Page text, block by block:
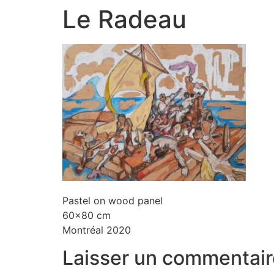
Le Radeau
Pastel on wood panel
60×80 cm
Montréal 2020
Laisser un